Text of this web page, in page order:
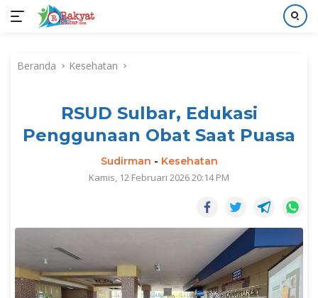
kontenBeranda Kesehatan
RSUD Sulbar, Edukasi
Penggunaan Obat Saat Puasa
Sudirman - Kesehatan
Kamis, 12 Februari 2026 20:14 PM